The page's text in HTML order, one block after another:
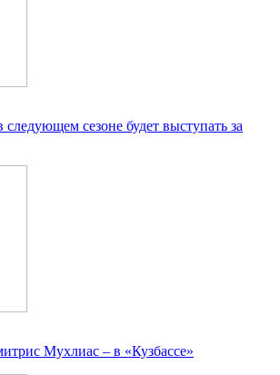
сезоне будет выступать за
Мухлиас – в «Кузбассе»